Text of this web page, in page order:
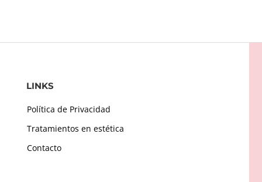
LINKS
Política de Privacidad
Tratamientos en estética
Contacto